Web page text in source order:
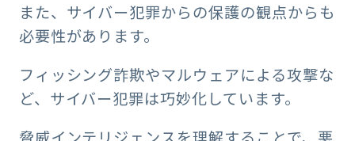
また、サイバー犯罪からの保護の観点からも
必要性があります。
フィッシング詐欺やマルウェアによる攻撃な
ど、サイバー犯罪は巧妙化しています。